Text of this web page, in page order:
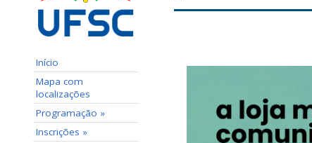
Início
Mapa com
localizações
Programação »
Inscrições »